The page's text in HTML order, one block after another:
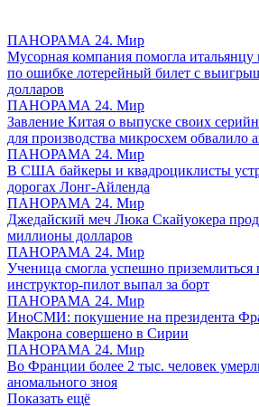
ПАНОРАМА 24. Мир
Мусорная компания помогла
по ошибке лотерейный билет с
долларов
ПАНОРАМА 24. Мир
Завление Китая о выпуске своих
для производства микросхем обвалило
ПАНОРАМА 24. Мир
В США байкеры и квадроциклисты
дорогах Лонг-Айленда
ПАНОРАМА 24. Мир
Джедайский меч Люка Скайуокера
миллионы долларов
ПАНОРАМА 24. Мир
Ученица смогла успешно приземлиться
инструктор-пилот выпал за борт
ПАНОРАМА 24. Мир
ИноСМИ: покушение на президента
Макрона совершено в Сирии
ПАНОРАМА 24. Мир
Во Франции более 2 тыс. человек
аномального зноя
Показать ещё